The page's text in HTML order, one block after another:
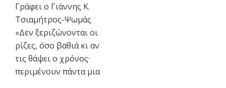
Γράφει ο Γιάννης Κ.
Τσιαμήτρος-Ψωμάς
«Δεν ξεριζώνονται οι
ρίζες, όσο βαθιά κι αν
τις θάψει ο χρόνος·
περιμένουν πάντα μια